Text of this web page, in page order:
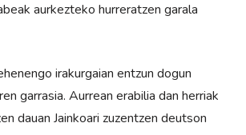
aurkezteko hurreratzen garala
irakurgaian entzun dogun
garrasia. Aurrean erabilia dan herriak
dauan Jainkoari zuzentzen deutson